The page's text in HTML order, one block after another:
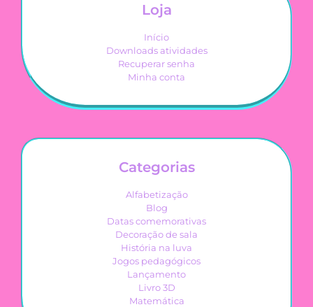
Loja
Início
Downloads atividades
Recuperar senha
Minha conta
Categorias
Alfabetização
Blog
Datas comemorativas
Decoração de sala
História na luva
Jogos pedagógicos
Lançamento
Livro 3D
Matemática